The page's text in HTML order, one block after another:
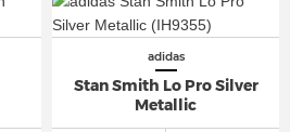
adidas
Stan Smith Lo Pro Silver
Metallic